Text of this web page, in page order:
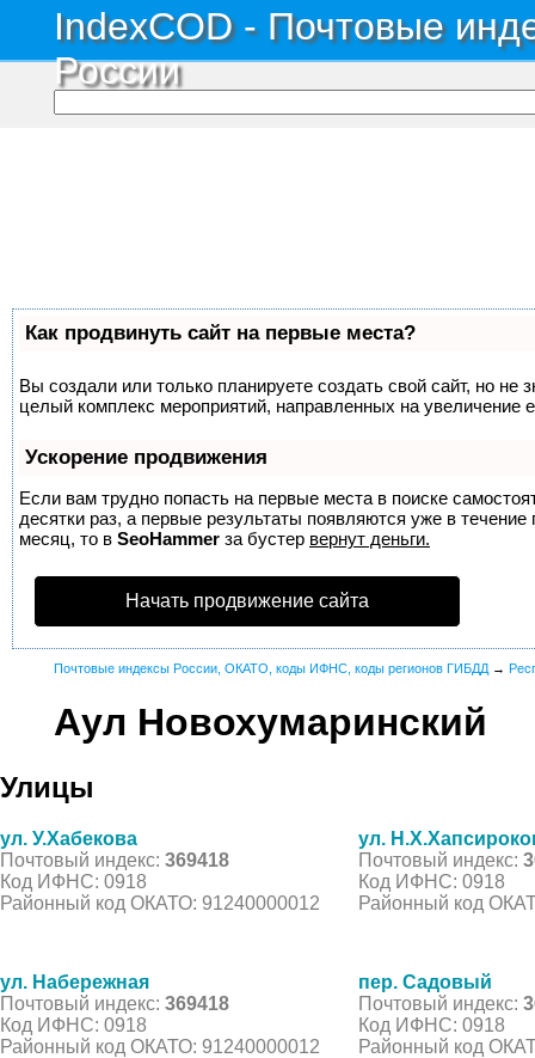
IndexCOD - Почтовые
России
Как продвинуть сайт на первые места?
Вы создали или только планируете создать свой сайт, но не
целый комплекс мероприятий, направленных на увеличение
Ускорение продвижения
Если вам трудно попасть на первые места в поиске
десятки раз, а первые результаты появляются уже в
месяц, то в SeoHammer за бустер вернут деньги.
Начать продвижение сайта
Почтовые индексы России, ОКАТО, коды ИФНС, коды регионов ГИБДД →
Аул Новохумаринский
Улицы
ул. У.Хабекова
Почтовый индекс: 369418
Код ИФНС: 0918
Районный код ОКАТО: 91240000012
ул.
Почтовый индекс:
Код ИФНС: 0918
Районный код
ул. Набережная
Почтовый индекс: 369418
Код ИФНС: 0918
Районный код ОКАТО: 91240000012
пер. Садовый
Почтовый индекс:
Код ИФНС: 0918
Районный код